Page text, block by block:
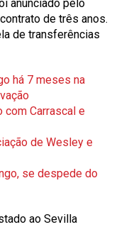
anunciado pelo
de três anos.
de transferências
há 7 meses na
com Carrascal e
de Wesley e
se despede do
ao Sevilla